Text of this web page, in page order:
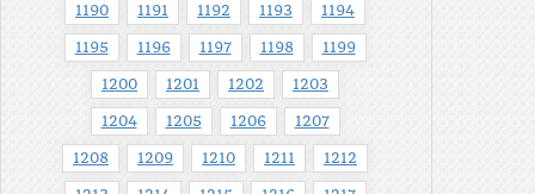
1190 1191 1192 1193 1194
1195 1196 1197 1198 1199
1200 1201 1202 1203
1204 1205 1206 1207
1208 1209 1210 1211 1212